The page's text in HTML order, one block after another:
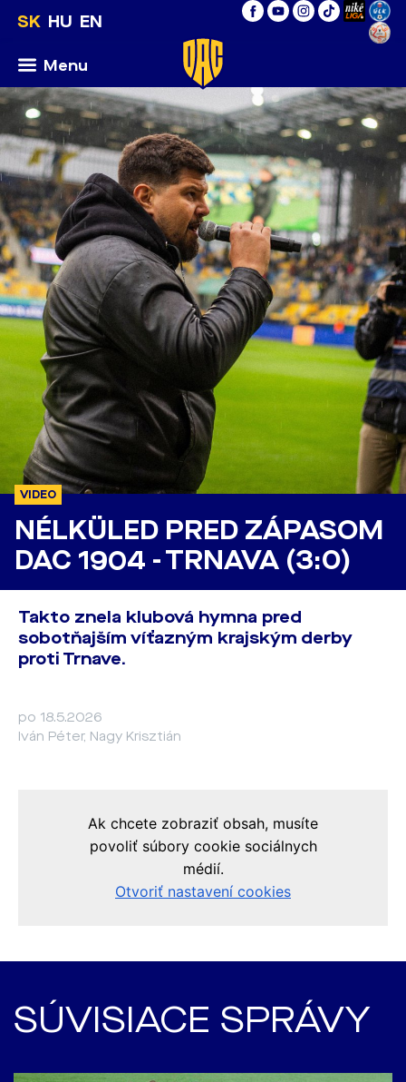
SK HU EN
Menu
VIDEO
NÉLKÜLED PRED ZÁPASOM
DAC 1904 - TRNAVA (3:0)
Takto znela klubová hymna pred
sobotňajším víťazným krajským derby
proti Trnave.
po 18.5.2026
Iván Péter, Nagy Krisztián
SÚVISIACE SPRÁVY